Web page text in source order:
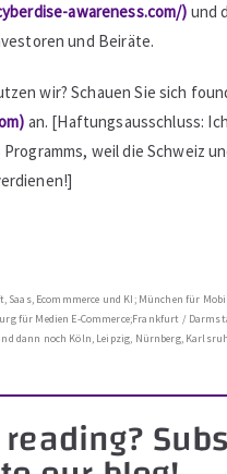
awareness.com/) und
und Beiräte.
wir? Schauen Sie sich
an. [Haftungsausschluss:
weil die Schweiz
Ecommmerce und KI; München für
für Medien E-Commerce;Frankfurt /
dann noch Köln, Leipzig, Nürnberg,